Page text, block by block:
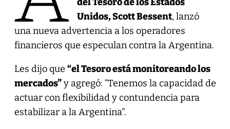
Unidos, Scott Bessent, lanzó
una nueva advertencia a los operadores
financieros que especulan contra la Argentina.
Les dijo que “el Tesoro está monitoreando los
mercados”y agregó: “Tenemos la capacidad de
actuar con flexibilidad y contundencia para
estabilizar a la Argentina”.